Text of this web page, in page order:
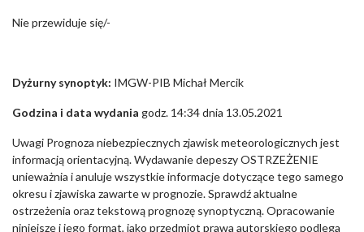
Nie przewiduje się/-
Dyżurny synoptyk: IMGW-PIB Michał Mercik
Godzina i data wydania godz. 14:34 dnia 13.05.2021
Uwagi Prognoza niebezpiecznych zjawisk meteorologicznych jest
informacją orientacyjną. Wydawanie depeszy OSTRZEŻENIE
unieważnia i anuluje wszystkie informacje dotyczące tego samego
okresu i zjawiska zawarte w prognozie. Sprawdź aktualne
ostrzeżenia oraz tekstową prognozę synoptyczną. Opracowanie
niniejsze i jego format, jako przedmiot prawa autorskiego podlega